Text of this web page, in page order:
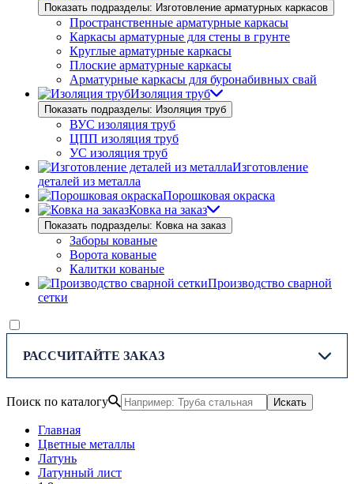
Показать подразделы: Изготовление арматурных каркасов
Пространственные арматурные каркасы
Каркасы арматурные для стены в грунте
Круглые арматурные каркасы
Плоские арматурные каркасы
Арматурные каркасы для буронабивных свай
Изоляция труб
Показать подразделы: Изоляция труб
ВУС изоляция труб
ЦПП изоляция труб
УС изоляция труб
Изготовление
деталей из металла
Порошковая окраска
Ковка на заказ
Показать подразделы: Ковка на заказ
Заборы кованые
Ворота кованые
Калитки кованые
Производство сварной
сетки
РАССЧИТАЙТЕ ЗАКАЗ
Поиск по каталогу Искать
Главная
Цветные металлы
Латунь
Латунный лист